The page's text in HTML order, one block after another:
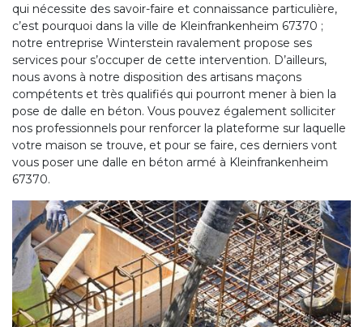
qui nécessite des savoir-faire et connaissance particulière,
c’est pourquoi dans la ville de Kleinfrankenheim 67370 ;
notre entreprise Winterstein ravalement propose ses
services pour s’occuper de cette intervention. D’ailleurs,
nous avons à notre disposition des artisans maçons
compétents et très qualifiés qui pourront mener à bien la
pose de dalle en béton. Vous pouvez également solliciter
nos professionnels pour renforcer la plateforme sur laquelle
votre maison se trouve, et pour se faire, ces derniers vont
vous poser une dalle en béton armé à Kleinfrankenheim
67370.